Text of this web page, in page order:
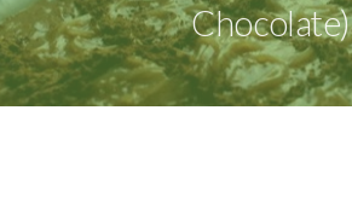
Chocolate)